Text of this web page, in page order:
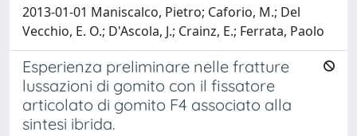
2013-01-01 Maniscalco, Pietro; Caforio, M.; Del
Vecchio, E. O.; D'Ascola, J.; Crainz, E.; Ferrata, Paolo
Esperienza preliminare nelle fratture
lussazioni di gomito con il fissatore
articolato di gomito F4 associato alla
sintesi ibrida.